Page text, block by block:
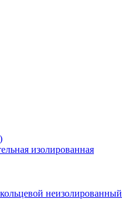
изолированная
неизолированный